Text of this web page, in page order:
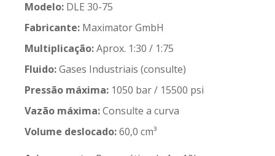
Modelo: DLE 30-75
Fabricante: Maximator GmbH
Multiplicação:Aprox. 1:30 / 1:75
Fluido:Gases Industriais (consulte)
Pressão máxima: 1050 bar / 15500 psi
Vazão máxima:Consulte a curva
Volume deslocado:60,0 cm³